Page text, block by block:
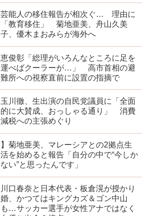
芸能人の移住報告が相次ぐ… 理由に
「教育移住」 菊地亜美、舟山久美
子、優木まおみらが海外へ
恵俊彰「総理がいろんなところに足を
運べばクーラーが…」 高市首相の避
難所への視察直前に設置の指摘で
玉川徹、生出演の自民党議員に「全面
的に大賛成、おっしゃる通り」 消費
減税への主張めぐり
】菊地亜美、マレーシアとの2拠点生
活を始めると報告「自分の中で“今しか
ない”と思ったんです」
川口春奈と日本代表・板倉滉が授かり
婚、かつてはキングカズ＆ゴン中山
も…サッカー選手が女性アナではなく